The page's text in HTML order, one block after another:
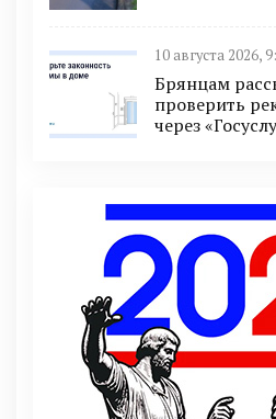
10 августа 2026,
Брянцам
проверить
через